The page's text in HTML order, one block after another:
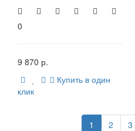
0
9 870 р.
Купить в один
клик
1 2 3